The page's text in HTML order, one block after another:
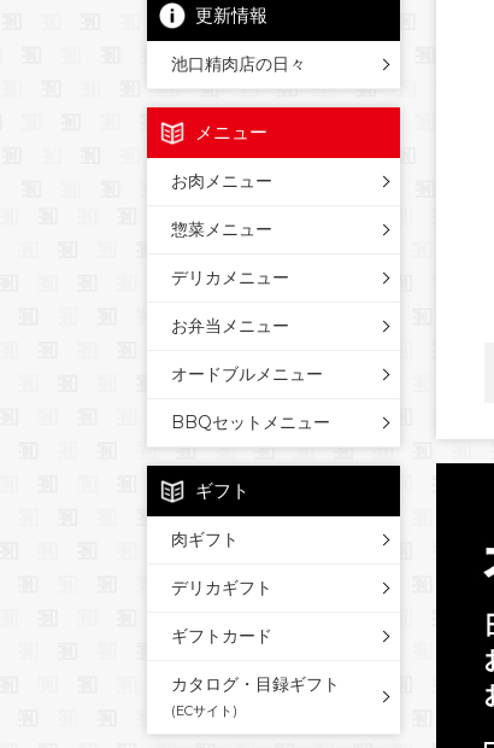
更新情報
池口精肉店の日々
メニュー
お肉メニュー
惣菜メニュー
デリカメニュー
お弁当メニュー
オードブルメニュー
BBQセットメニュー
ギフト
肉ギフト
デリカギフト
ギフトカード
カタログ・目録ギフト
(ECサイト)